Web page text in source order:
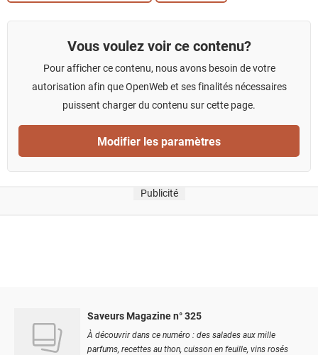
Vous voulez voir ce contenu?
Pour afficher ce contenu, nous avons besoin de votre
autorisation afin que OpenWeb et ses finalités nécessaires
puissent charger du contenu sur cette page.
Modifier les paramètres
Publicité
Saveurs Magazine n° 325
À découvrir dans ce numéro : des salades aux mille
parfums, recettes au thon, cuisson en feuille, vins rosés